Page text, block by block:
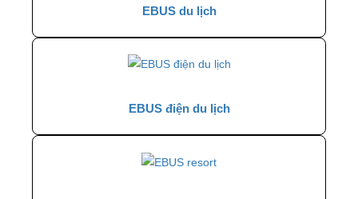
EBUS du lịch
EBUS điện du lịch